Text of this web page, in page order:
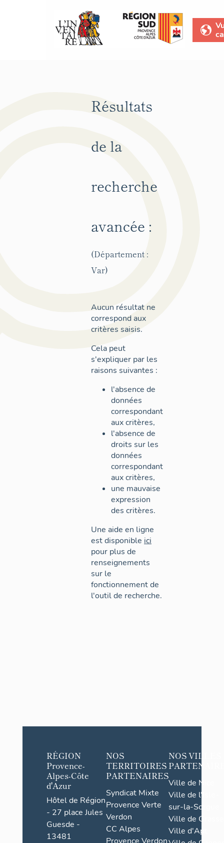
Résultats
de la
recherche
avancée :
(Département :
Var)
Aucun résultat ne
correspond aux
critères saisis.
Cela peut
s'expliquer par les
raisons suivantes :
l'absence de
données
correspondant
aux critères,
l'absence de
droits sur les
données
correspondant
aux critères,
une mauvaise
expression
des critères.
Une aide en ligne
est disponible ici
pour plus de
renseignements
sur le
fonctionnement de
l'outil de recherche.
RÉGION
Provence-
Alpes-Côte
d'Azur
Hôtel de Région
- 27 place Jules
Guesde -
13481
NOS
TERRITOIRES
PARTENAIRES
Syndicat Mixte
Provence Verte
Verdon
CC Alpes
NOS VILLES
Ville de Nice
Ville de l'Isle-
sur-la-Sorgue
Ville de Grasse
Ville d'Apt